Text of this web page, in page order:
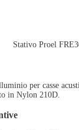
Stativo Proel
per casse
in Nylon 210D.